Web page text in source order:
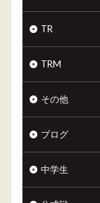
TR
TRM
その他
ブログ
中学生